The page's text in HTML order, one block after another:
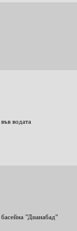
водата
"Дианабад"